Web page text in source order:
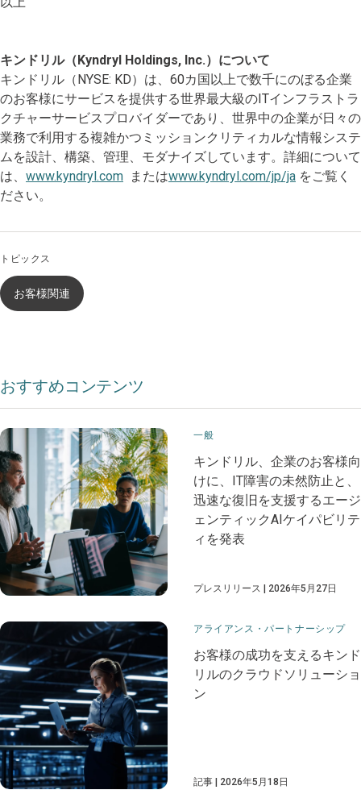
キンドリル（Kyndryl Holdings, Inc.）について
キンドリル（NYSE: KD）は、60カ国以上で数千にのぼる企業
のお客様にサービスを提供する世界最大級のITインフラストラ
クチャーサービスプロバイダーであり、世界中の企業が日々の
業務で利用する複雑かつミッションクリティカルな情報システ
ムを設計、構築、管理、モダナイズしています。詳細について
は、 www.kyndryl.com またはwww.kyndryl.com/jp/ja をご覧く
ださい。
トピックス
お客様関連
おすすめコンテンツ
一般
キンドリル、企業のお客様向
けに、IT障害の未然防止と、
迅速な復旧を支援するエージ
ェンティックAIケイパビリテ
ィを発表
プレスリリース 2026年5月27日
アライアンス・パートナーシップ
お客様の成功を支えるキンド
リルのクラウドソリューショ
ン
記事 2026年5月18日